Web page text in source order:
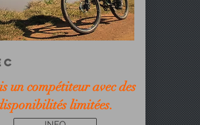
un compétiteur avec des
limitées.